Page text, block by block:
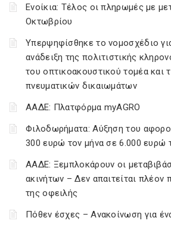
Ενοίκια: Τέλος οι πληρωμές με
Οκτωβρίου
Υπερψηφίσθηκε το νομοσχέδιο
ανάδειξη της πολιτιστικής
του οπτικοακουστικού τομέα και
πνευματικών δικαιωμάτων
ΑΑΔΕ: Πλατφόρμα myAGRO
Φιλοδωρήματα: Αύξηση του
300 ευρώ τον μήνα σε 6.000 ευρώ
ΑΑΔΕ: Ξεμπλοκάρουν οι
ακινήτων – Δεν απαιτείται πλέον
της οφειλής
Πόθεν έσχες – Ανακοίνωση για